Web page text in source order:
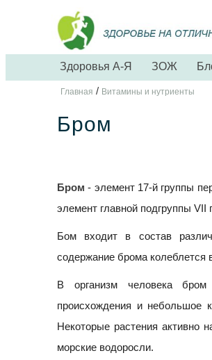
Здоровья А-Я ЗОЖ
Главная / Витамины и нутриенты
Бром
Бром - элемент 17-й группы
элемент главной подгруппы VII
Бом входит в состав
содержание брома колеблется
В организм человека бром
происхождения и небольшое
Некоторые растения активно
морские водоросли.